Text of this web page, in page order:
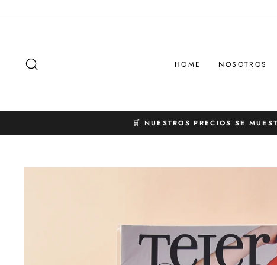
HOME NOSOTROS
🛒 NUESTROS PRECIOS SE